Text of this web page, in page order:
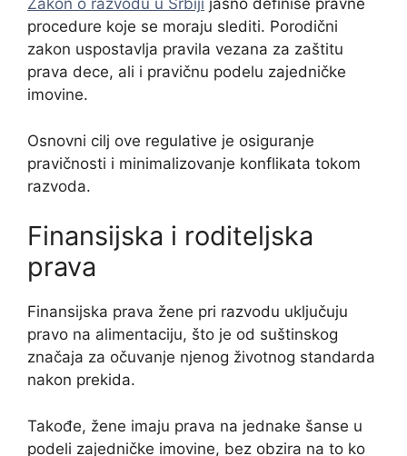
Zakon o razvodu u Srbiji jasno definiše pravne
procedure koje se moraju slediti. Porodični
zakon uspostavlja pravila vezana za zaštitu
prava dece, ali i pravičnu podelu zajedničke
imovine.
Osnovni cilj ove regulative je osiguranje
pravičnosti i minimalizovanje konflikata tokom
razvoda.
Finansijska i roditeljska
prava
Finansijska prava žene pri razvodu uključuju
pravo na alimentaciju, što je od suštinskog
značaja za očuvanje njenog životnog standarda
nakon prekida.
Takođe, žene imaju prava na jednake šanse u
podeli zajedničke imovine, bez obzira na to ko